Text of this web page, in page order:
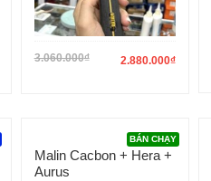
3.060.000₫ 2.880.000₫
Malin Cacbon + Hera +
Aurus
BÁN CHẠY